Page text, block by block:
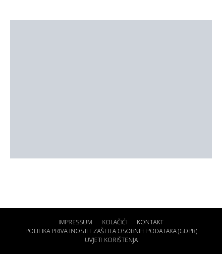
IMPRESSUM KOLAČIĆI
KONTAKT
POLITIKA PRIVATNOSTI I ZAŠTITA OSOBNIH PODATAKA (GDPR)
UVJETI KORIŠTENJA